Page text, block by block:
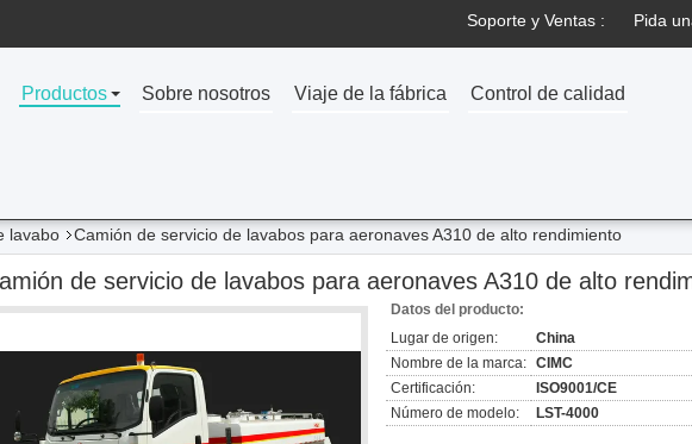
Soporte y Ventas : Pida
Productos Sobre nosotros Viaje de la fábrica Control de calidad
lavabo Camión de servicio de lavabos para aeronaves A310 de alto rendimiento
de servicio de lavabos para aeronaves A310 de alto
Datos del producto:
Lugar de origen:
China
Nombre de la marca: CIMC
Certificación:
ISO9001/CE
Número de modelo:
LST-4000